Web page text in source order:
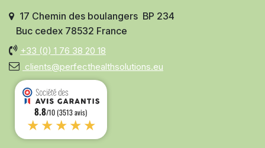
17 Chemin des boulangers BP 234
Buc cedex 78532 France
+33 (0) 1 76 38 20 18
clients@perfecthealthsolutions.eu
8.8/10 (3513 avis)
★★★★★